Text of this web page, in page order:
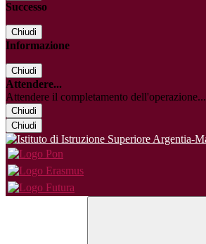
Successo
Chiudi
Informazione
Chiudi
Attendere...
Attendere il completamento dell'operazione...
Chiudi
Chiudi